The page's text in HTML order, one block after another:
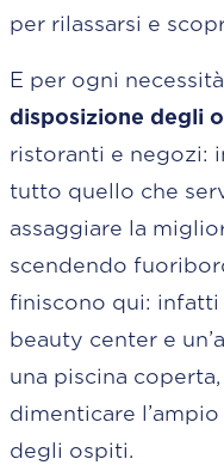
per rilassarsi e
E per ogni
disposizione degli
ristoranti e negozi:
tutto quello che
assaggiare la
scendendo
finiscono qui: infatti
beauty center e
una piscina
dimenticare
degli ospiti.